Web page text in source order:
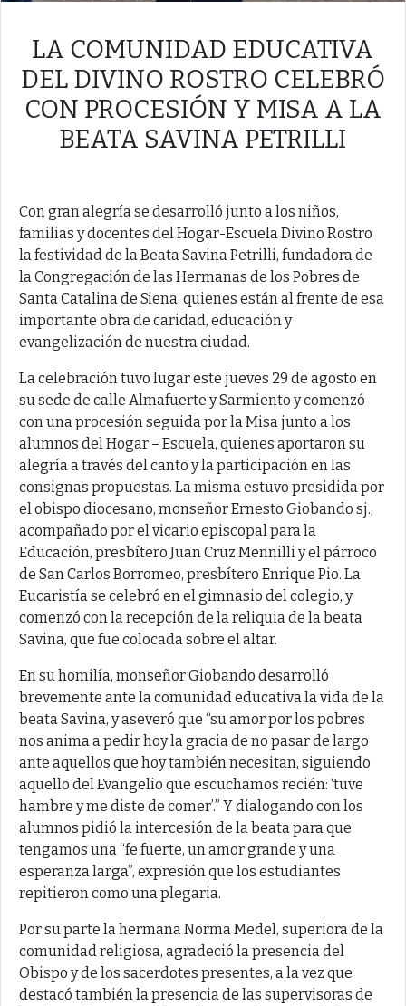
LA COMUNIDAD EDUCATIVA
DEL DIVINO ROSTRO CELEBRÓ
CON PROCESIÓN Y MISA A LA
BEATA SAVINA PETRILLI
Con gran alegría se desarrolló junto a los niños,
familias y docentes del Hogar-Escuela Divino Rostro
la festividad de la Beata Savina Petrilli, fundadora de
la Congregación de las Hermanas de los Pobres de
Santa Catalina de Siena, quienes están al frente de esa
importante obra de caridad, educación y
evangelización de nuestra ciudad.
La celebración tuvo lugar este jueves 29 de agosto en
su sede de calle Almafuerte y Sarmiento y comenzó
con una procesión seguida por la Misa junto a los
alumnos del Hogar – Escuela, quienes aportaron su
alegría a través del canto y la participación en las
consignas propuestas. La misma estuvo presidida por
el obispo diocesano, monseñor Ernesto Giobando sj.,
acompañado por el vicario episcopal para la
Educación, presbítero Juan Cruz Mennilli y el párroco
de San Carlos Borromeo, presbítero Enrique Pio. La
Eucaristía se celebró en el gimnasio del colegio, y
comenzó con la recepción de la reliquia de la beata
Savina, que fue colocada sobre el altar.
En su homilía, monseñor Giobando desarrolló
brevemente ante la comunidad educativa la vida de la
beata Savina, y aseveró que “su amor por los pobres
nos anima a pedir hoy la gracia de no pasar de largo
ante aquellos que hoy también necesitan, siguiendo
aquello del Evangelio que escuchamos recién: ‘tuve
hambre y me diste de comer’.” Y dialogando con los
alumnos pidió la intercesión de la beata para que
tengamos una “fe fuerte, un amor grande y una
esperanza larga”, expresión que los estudiantes
repitieron como una plegaria.
Por su parte la hermana Norma Medel, superiora de la
comunidad religiosa, agradeció la presencia del
Obispo y de los sacerdotes presentes, a la vez que
destacó también la presencia de las supervisoras de